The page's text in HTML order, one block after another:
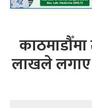
लाखले